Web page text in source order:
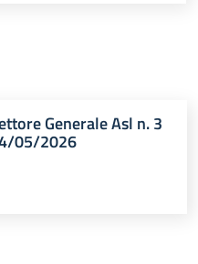
Generale Asl n. 3
05/2026